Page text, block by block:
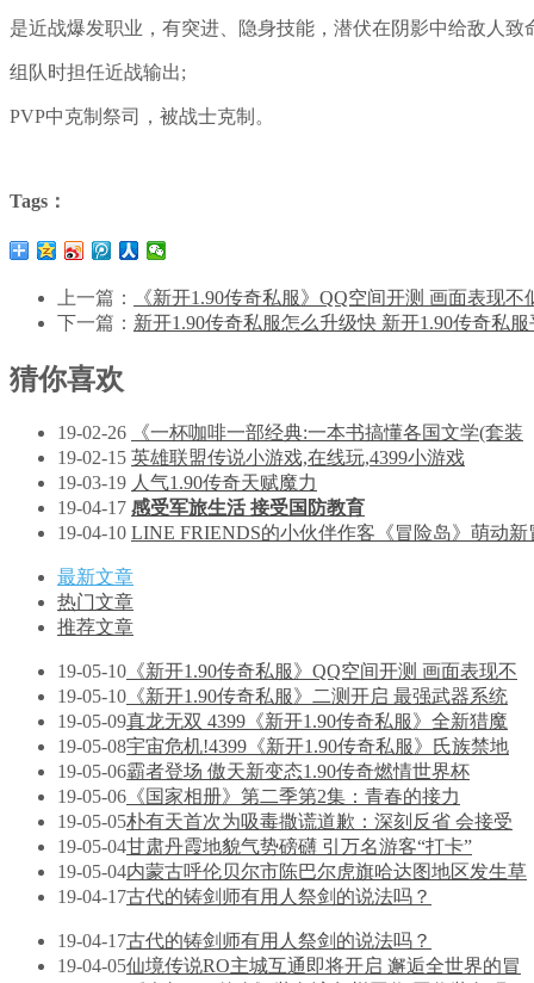
是近战爆发职业，有突进、隐身技能，潜伏在阴影中给敌人致
组队时担任近战输出;
PVP中克制祭司，被战士克制。
Tags：
上一篇：
《新开1.90传奇私服》QQ空间开测 画面表现不
下一篇： 新开1.90传奇私服怎么升级快 新开1.90传奇私
猜你喜欢
19-02-26
《一杯咖啡一部经典:一本书搞懂各国文学(套装
19-02-15 英雄联盟传说小游戏,在线玩,4399小游戏
19-03-19 人气1.90传奇天赋魔力
19-04-17 感受军旅生活 接受国防教育
19-04-10 LINE FRIENDS的小伙伴作客《冒险岛》萌动新
最新文章
热门文章
推荐文章
19-05-10 《新开1.90传奇私服》QQ空间开测 画面表现不
19-05-10 《新开1.90传奇私服》二测开启 最强武器系统
19-05-09真龙无双 4399《新开1.90传奇私服》全新猎魔
19-05-08宇宙危机!4399《新开1.90传奇私服》氏族禁地
19-05-06霸者登场 傲天新变态1.90传奇燃情世界杯
19-05-06 《国家相册》第二季第2集：青春的接力
19-05-05朴有天首次为吸毒撒谎道歉：深刻反省 会接受
19-05-04甘肃丹霞地貌气势磅礴 引万名游客“打卡”
19-05-04内蒙古呼伦贝尔市陈巴尔虎旗哈达图地区发生草
19-04-17古代的铸剑师有用人祭剑的说法吗？
19-04-17古代的铸剑师有用人祭剑的说法吗？
19-04-05仙境传说RO主城互通即将开启 邂逅全世界的冒